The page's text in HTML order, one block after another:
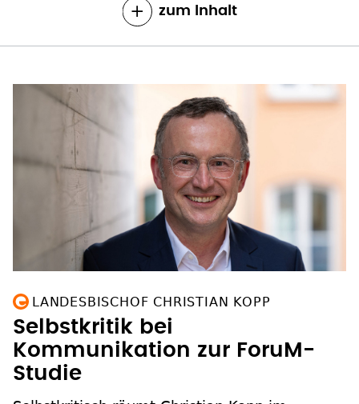
zum Inhalt
LANDESBISCHOF CHRISTIAN KOPP
Selbstkritik bei
Kommunikation zur ForuM-
Studie